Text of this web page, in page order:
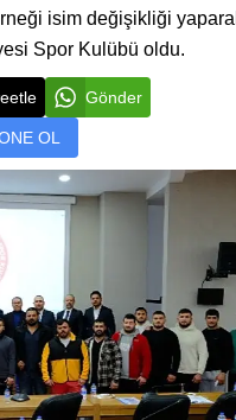
isim değişikliği
Spor Kulübü oldu.
Gönder
OL